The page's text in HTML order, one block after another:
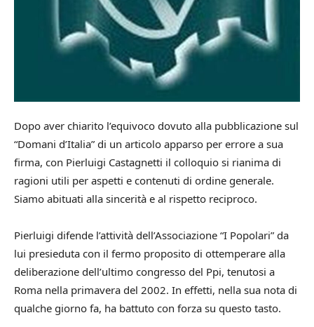
Dopo aver chiarito l’equivoco dovuto alla pubblicazione sul
“Domani d’Italia” di un articolo apparso per errore a sua
firma, con Pierluigi Castagnetti il colloquio si rianima di
ragioni utili per aspetti e contenuti di ordine generale.
Siamo abituati alla sincerità e al rispetto reciproco.
Pierluigi difende l’attività dell’Associazione “I Popolari” da
lui presieduta con il fermo proposito di ottemperare alla
deliberazione dell’ultimo congresso del Ppi, tenutosi a
Roma nella primavera del 2002. In effetti, nella sua nota di
qualche giorno fa, ha battuto con forza su questo tasto.